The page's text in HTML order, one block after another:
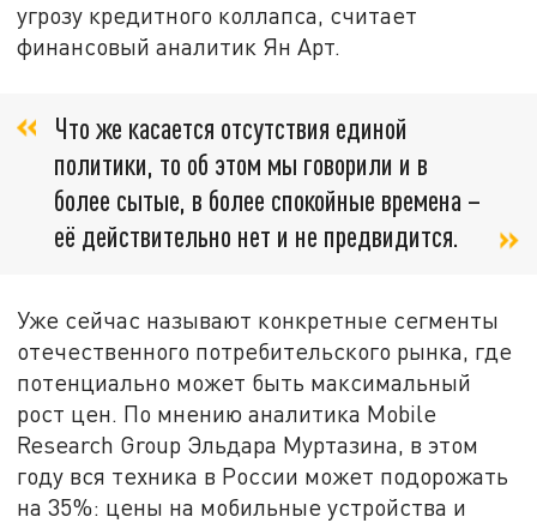
угрозу кредитного коллапса, считает
финансовый аналитик Ян Арт.
Что же касается отсутствия единой
политики, то об этом мы говорили и в
более сытые, в более спокойные времена –
её действительно нет и не предвидится.
Уже сейчас называют конкретные сегменты
отечественного потребительского рынка, где
потенциально может быть максимальный
рост цен. По мнению аналитика Mobile
Research Group Эльдара Муртазина, в этом
году вся техника в России может подорожать
на 35%: цены на мобильные устройства и